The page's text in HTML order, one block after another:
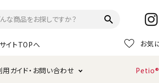
search
イトTOPへ お気
用ガイド・お問い合わせ Petio®